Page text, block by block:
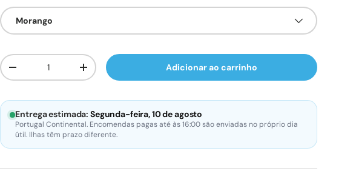
Morango
Qtd.
Diminuir quantidadeAumente a quantidadeAdicionar ao carrinho
Entrega estimada: Segunda-feira, 10 de agosto
Portugal Continental. Encomendas pagas até às 16:00 são enviadas no próprio dia
útil. Ilhas têm prazo diferente.